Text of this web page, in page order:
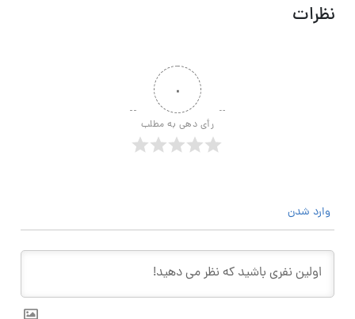
نظرات
۰
رأی دهی به مطلب
وارد شدن